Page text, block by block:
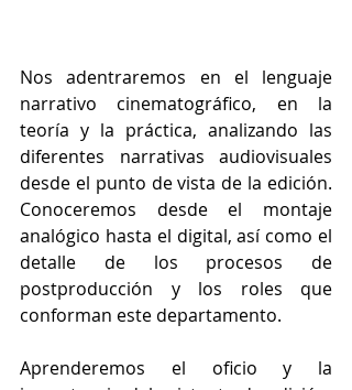
Nos adentraremos en el lenguaje
narrativo cinematográfico, en la
teoría y la práctica, analizando las
diferentes narrativas audiovisuales
desde el punto de vista de la edición.
Conoceremos desde el montaje
analógico hasta el digital, así como el
detalle de los procesos de
postproducción y los roles que
conforman este departamento.
Aprenderemos el oficio y la